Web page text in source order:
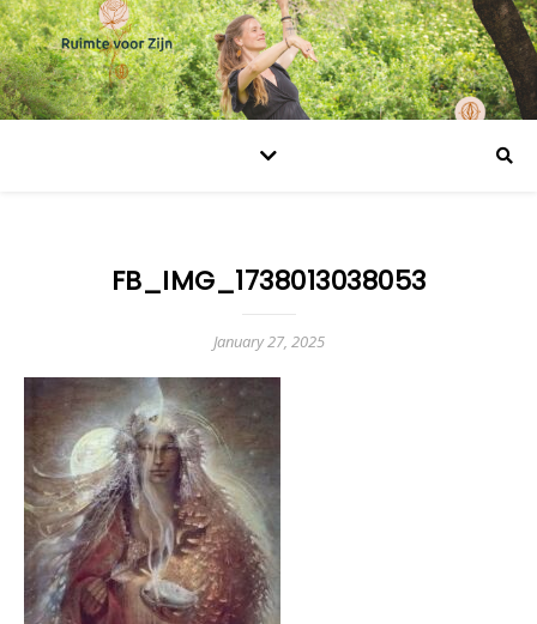
FB_IMG_1738013038053
January 27, 2025